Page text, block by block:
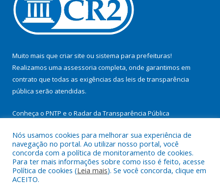
Muito mais que criar site ou sistema para prefeituras!
Realizamos uma assessoria completa, onde garantimos em
contrato que todas as exigências das leis de transparência
pública serão atendidas.
Conheça o PNTP e o Radar da Transparência Pública
Todos os direitos reservados a Prefeitura Municipal de
Cachoeira do Arari.
Nós usamos cookies para melhorar sua experiência de
navegação no portal. Ao utilizar nosso portal, você
concorda com a política de monitoramento de cookies.
Para ter mais informações sobre como isso é feito, acesse
Política de cookies (Leia mais). Se você concorda, clique em
ACEITO.